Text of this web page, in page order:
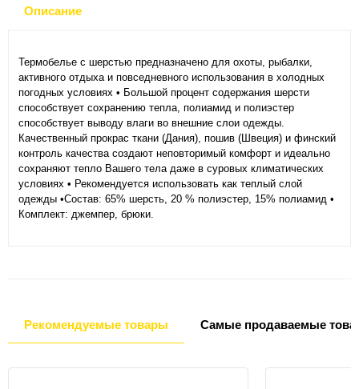
Описание
Термобелье с шерстью предназначено для охоты, рыбалки,
активного отдыха и повседневного использования в холодных
погодных условиях • Большой процент содержания шерсти
способствует сохранению тепла, полиамид и полиэстер
способствует выводу влаги во внешние слои одежды.
Качественный прокрас ткани (Дания), пошив (Швеция) и финский
контроль качества создают неповторимый комфорт и идеально
сохраняют тепло Вашего тела даже в суровых климатических
условиях • Рекомендуется использовать как теплый слой
одежды •Состав: 65% шерсть, 20 % полиэстер, 15% полиамид •
Комплект: джемпер, брюки.
Рекомендуемые товары Самые продаваемые